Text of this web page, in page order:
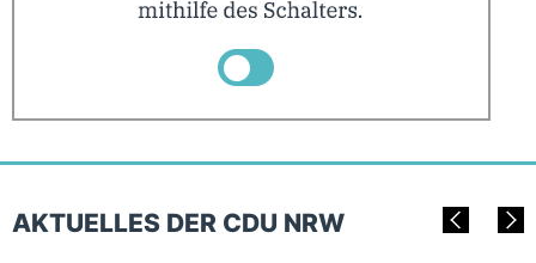
AKTUELLES DER CDU NRW